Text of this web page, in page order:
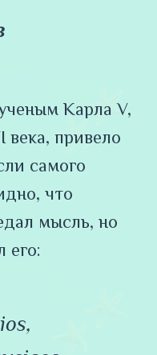
Карла V,
века, привело
самого
что
мысль, но
его: